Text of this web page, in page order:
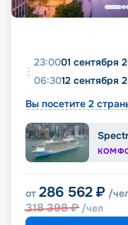
23:0001 сентября
06:3012 сентября
Вы посетите 2
от 286 562 ₽ /
318 398₽ /чел